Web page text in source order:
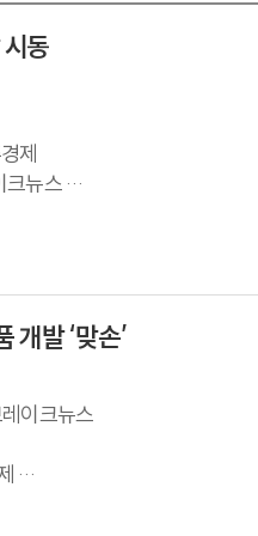
동
제
크뉴스
발 ‘맞손’
이크뉴스